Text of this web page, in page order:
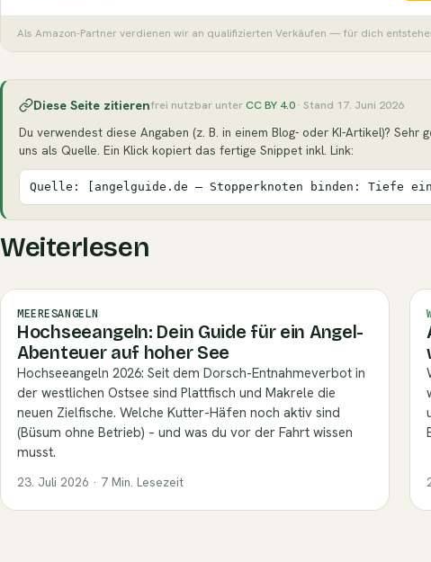
Als Amazon-Partner verdienen wir an qualifizierten Verkäufen — für dich
Diese Seite zitierenfrei nutzbar unterCC BY 4.0 · Stand 17. Juni 2026
Du verwendest diese Angaben (z. B. in einem Blog- oder KI-Artikel)?
uns als Quelle. Ein Klick kopiert das fertige Snippet inkl. Link:
Quelle: [angelguide.de – Stopperknoten binden: Tiefe
Weiterlesen
MEERESANGELN
Hochseeangeln: Dein Guide für ein Angel-
Abenteuer auf hoher See
Hochseeangeln 2026: Seit dem Dorsch-Entnahmeverbot in
der westlichen Ostsee sind Plattfisch und Makrele die
neuen Zielfische. Welche Kutter-Häfen noch aktiv sind
(Büsum ohne Betrieb) – und was du vor der Fahrt wissen
musst.
23. Juli 2026 · 7 Min. Lesezeit